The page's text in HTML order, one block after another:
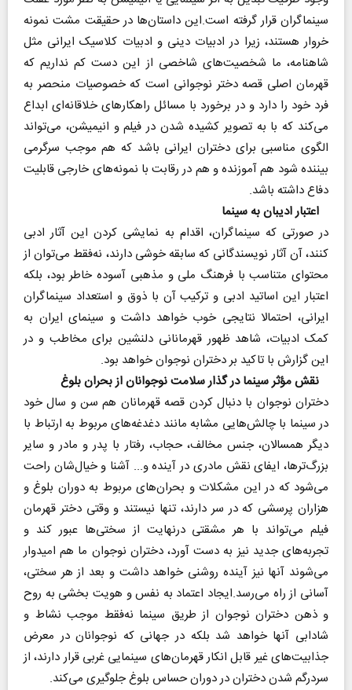
سینماگران قرار گرفته است.این داستان‌ها در حقیقت مشت نمونه
خروار هستند، زیرا در ادبیات دینی و ادبیات کلاسیک ایرانی مثل
شاهنامه، ما شخصیت‌های شاخصی از این دست کم نداریم که
قهرمان اصلی قصه دختر نوجوانی است که خصوصیات منحصر به
فرد خود را دارد و در برخورد با مسائل راهکارهای خلاقانه‌ای ابداع
می‌کند که با به تصویر کشیده شدن در فیلم و انیمیشن، می‌تواند
الگوی مناسبی برای دختران ایرانی باشد که هم موجب سرگرمی
بیننده شود هم آموزنده و هم در رقابت با نمونه‌های خارجی قابلیت
دفاع داشته باشد.
اعتبار ادیبان به سینما
در صورتی که سینماگران، اقدام به نمایشی کردن این آثار ادبی
کنند، آن آثار نویسندگانی که سابقه خوشی دارند، نه‌فقط می‌توان از
محتوای متناسب با فرهنگ ملی و مذهبی آسوده خاطر بود، بلکه
اعتبار این اساتید ادبی و ترکیب آن با ذوق و استعداد سینماگران
ایرانی، احتمالا نتایجی خوب خواهد داشت و سینمای ایران به
کمک ادبیات، شاهد ظهور قهرمانانی دلنشین برای مخاطب و در
این گزارش با تاکید بر دختران نوجوان خواهد بود.
نقش مؤثر سینما در گذار سلامت نوجوانان از بحران بلوغ
دختران نوجوان با دنبال کردن قصه قهرمانان هم سن و سال خود
در سینما با چالش‌هایی مشابه مانند دغدغه‌های مربوط به ارتباط با
دیگر همسالان، جنس مخالف، حجاب، رفتار با پدر و مادر و سایر
بزرگ‌ترها، ایفای نقش مادری در آینده و... آشنا و خیال‌شان راحت
می‌شود که در این مشکلات و بحران‌های مربوط به دوران بلوغ و
هزاران پرسشی که در سر دارند، تنها نیستند و وقتی دختر قهرمان
فیلم می‌تواند با هر مشقتی درنهایت از سختی‌ها عبور کند و
تجربه‌های جدید نیز به دست آورد، دختران نوجوان ما هم امیدوار
می‌شوند آنها نیز آینده روشنی خواهد داشت و بعد از هر سختی،
آسانی از راه می‌رسد.ایجاد اعتماد به نفس و هویت بخشی به روح
و ذهن دختران نوجوان از طریق سینما نه‌فقط موجب نشاط و
شادابی آنها خواهد شد بلکه در جهانی که نوجوانان در معرض
جذابیت‌های غیر قابل انکار قهرمان‌های سینمایی غربی قرار دارند، از
سردرگم شدن دختران در دوران حساس بلوغ جلوگیری می‌کند.‌